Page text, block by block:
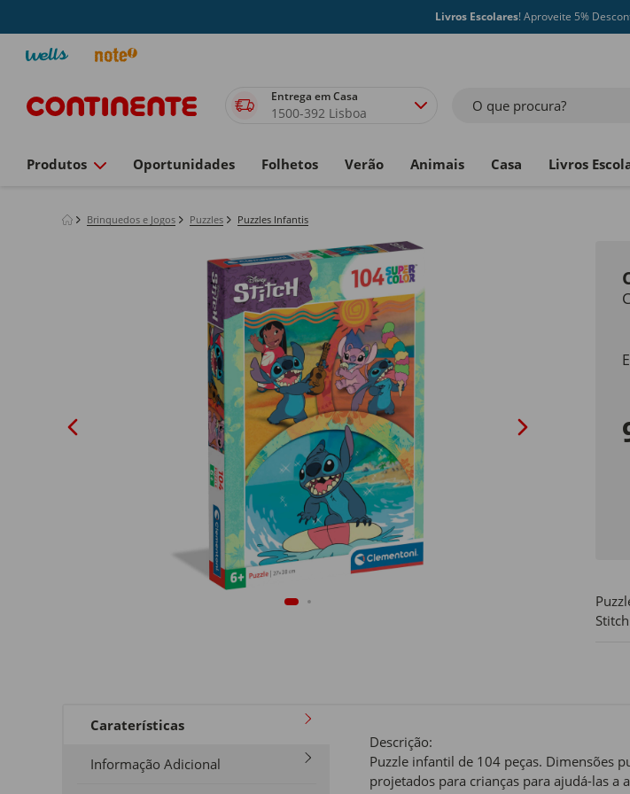
Livros Escolares! Aproveite 5%
Entrega em Casa
1500-392 Lisboa O que procura?
Produtos Oportunidades Folhetos Verão Animais Casa Livros
Brinquedos e Jogos Puzzles Puzzles Infantis
Caraterísticas
Informação Adicional
Descrição:
Puzzle infantil de 104 peças. Dimensões
projetados para crianças para ajudá-las a